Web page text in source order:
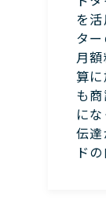
を
タ
月
算
も
に
伝
ド